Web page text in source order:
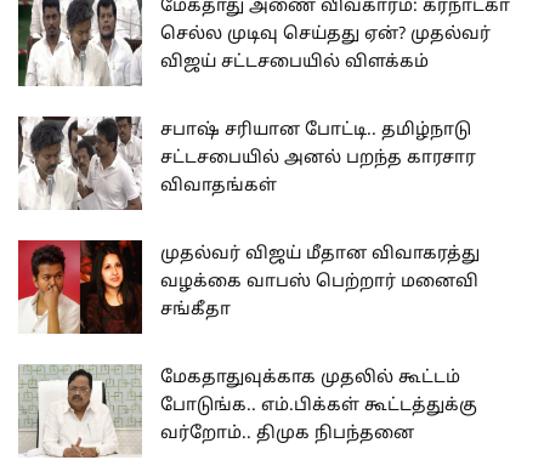
மேகதாது அணை விவகாரம்: கர்நாடகா
செல்ல முடிவு செய்தது ஏன்? முதல்வர்
விஜய் சட்டசபையில் விளக்கம்
சபாஷ் சரியான போட்டி.. தமிழ்நாடு
சட்டசபையில் அனல் பறந்த காரசார
விவாதங்கள்
முதல்வர் விஜய் மீதான விவாகரத்து
வழக்கை வாபஸ் பெற்றார் மனைவி
சங்கீதா
மேகதாதுவுக்காக முதலில் கூட்டம்
போடுங்க.. எம்.பிக்கள் கூட்டத்துக்கு
வர்றோம்.. திமுக நிபந்தனை